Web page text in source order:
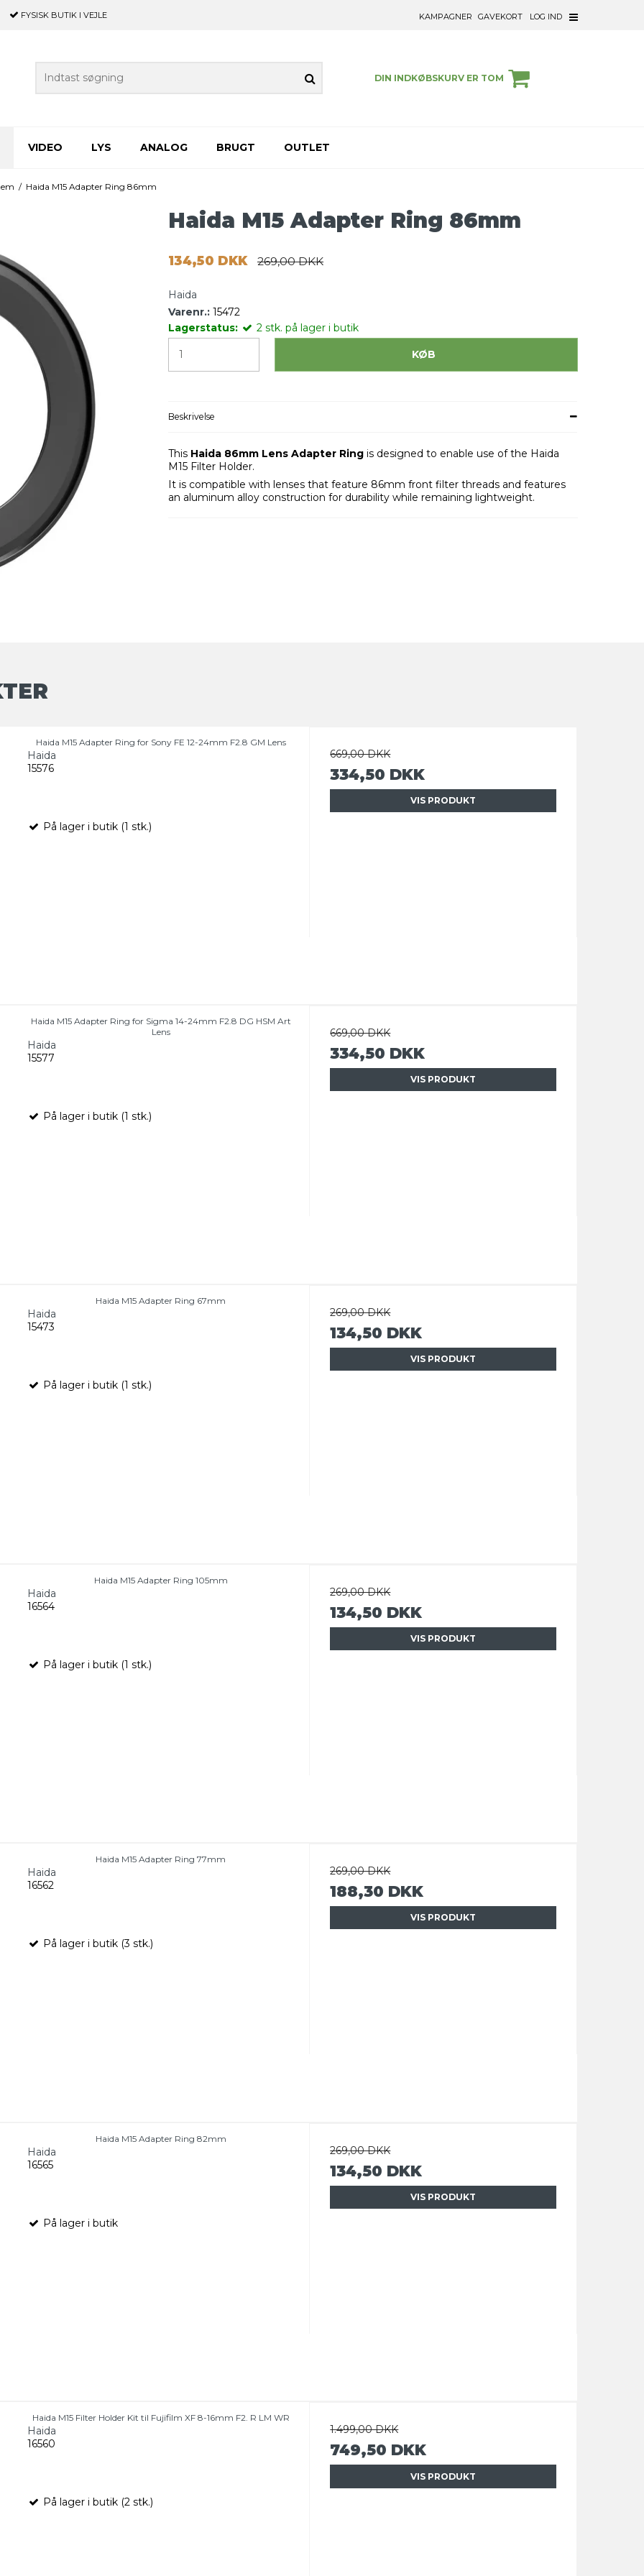
FYSISK BUTIK I VEJLE KAMPAGNER GAVEKORT LOG IND
DIN INDKØBSKURV ER TOM
VIDEO LYS ANALOG BRUGT OUTLET
/ Haida M15 Adapter Ring 86mm
Haida M15 Adapter Ring 86mm
134,50 DKK 269,00 DKK
Haida
Varenr.: 15472
Lagerstatus:
2 stk. på lager i butik
KØB
Beskrivelse
This Haida 86mm Lens Adapter Ring is designed to enable use of the Haida
M15 Filter Holder.
It is compatible with lenses that feature 86mm front filter threads and features
an aluminum alloy construction for durability while remaining lightweight.
Haida M15 Adapter Ring for Sony FE 12-24mm F2.8 GM Lens
Haida
15576
På lager i butik (1 stk.)
669,00 DKK
334,50 DKK
VIS PRODUKT
Haida M15 Adapter Ring for Sigma 14-24mm F2.8 DG HSM Art
Lens
Haida
15577
På lager i butik (1 stk.)
669,00 DKK
334,50 DKK
VIS PRODUKT
Haida M15 Adapter Ring 67mm
Haida
15473
På lager i butik (1 stk.)
269,00 DKK
134,50 DKK
VIS PRODUKT
Haida M15 Adapter Ring 105mm
Haida
16564
På lager i butik (1 stk.)
269,00 DKK
134,50 DKK
VIS PRODUKT
Haida M15 Adapter Ring 77mm
Haida
16562
På lager i butik (3 stk.)
269,00 DKK
188,30 DKK
VIS PRODUKT
Haida M15 Adapter Ring 82mm
Haida
16565
På lager i butik
269,00 DKK
134,50 DKK
VIS PRODUKT
Haida M15 Filter Holder Kit til Fujifilm XF 8-16mm F2. R LM WR
Haida
16560
På lager i butik (2 stk.)
1.499,00 DKK
749,50 DKK
VIS PRODUKT